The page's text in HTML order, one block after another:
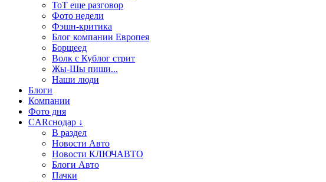
ТоТ еще разговор
Фото недели
Фэшн-критика
Блог компании Европея
Борщеед
Волк с Кублог стрит
Жы-Шы пиши...
Наши люди
Блоги
Компании
Фото дня
CARснодар ↓
В раздел
Новости Авто
Новости КЛЮЧАВТО
Блоги Авто
Пачки